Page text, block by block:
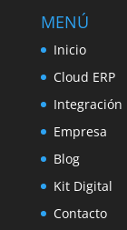
MENÚ
Inicio
Cloud ERP
Integración
Empresa
Blog
Kit Digital
Contacto